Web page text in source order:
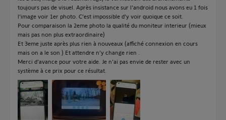
toujours pas de visuel. Après insistance sur l'android nous avons eu 1 fois
l'image voir 1er photo. C’est impossible d’y voir quoique ce soit.
Pour comparaison la 2eme photo la qualité du moniteur interieur (mieux
mais pas non plus extraordinaire)
Et 3eme juste après plus rien à nouveaux (affiché connexion en cours
mais on a le son ) Et attendre n’y change rien .
Merci d'avance pour votre aide. Je n'ai pas envie de rester avec un
système à ce prix pour ce résultat.